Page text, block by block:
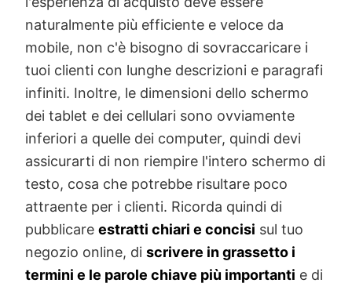
Il contenuto
Oltre alla forma, anche il contenuto è molto
importante quando si progetta un negozio
online flessibile. Per il semplice motivo che
l'esperienza di acquisto deve essere
naturalmente più efficiente e veloce da
mobile, non c'è bisogno di sovraccaricare i
tuoi clienti con lunghe descrizioni e paragrafi
infiniti. Inoltre, le dimensioni dello schermo
dei tablet e dei cellulari sono ovviamente